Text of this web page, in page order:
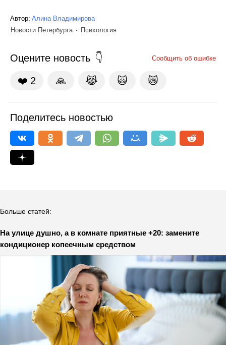
Автор: Алина Владимирова
Новости Петербурга
Психология
Оцените новость Сообщить об ошибке
❤️ 2 🙏 😹 🙀 😿
Поделитесь новостью
Больше статей:
На улице душно, а в комнате приятные +20: замените
кондиционер копеечным средством